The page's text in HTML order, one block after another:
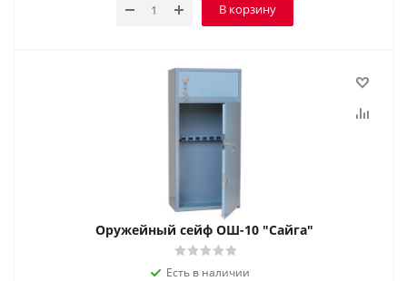
В корзину
Оружейный сейф ОШ-10 "Сайга"
Есть в наличии